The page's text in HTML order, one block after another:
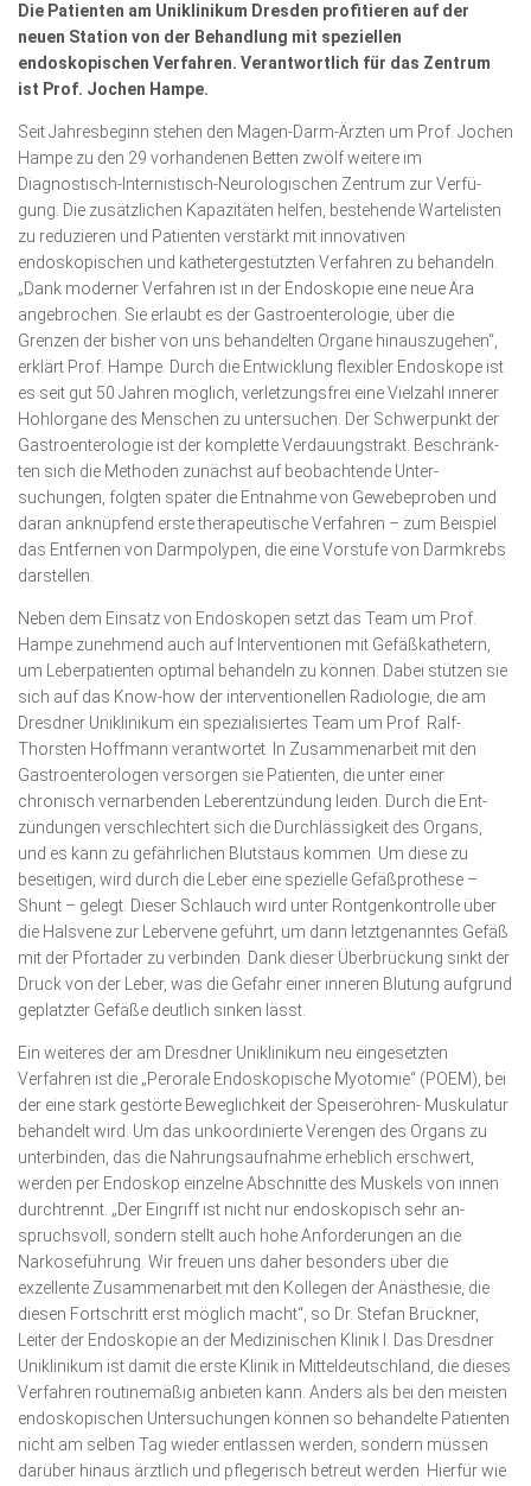
Wirtschaft, Recht, Finanzen
Zahn, Mund, Kiefer
Forum Gesundheit
Allgemein
Sehen
Innovationen
Kampf gegen Krebs
Hören
Lebensart
Die Patienten am Uniklinikum Dresden profitieren auf der
neuen Station von der Behandlung mit speziellen
endoskopischen Verfahren. Verantwortlich für das Zentrum
ist Prof. Jochen Hampe.
Seit Jahresbeginn stehen den Magen-Darm-Ärzten um Prof. Jochen
Hampe zu den 29 vorhandenen Betten zwölf weitere im
Diagnostisch-Internistisch-Neurologischen Zentrum zur Verfü­
gung. Die zusätzlichen Kapazitäten helfen, bestehende Wartelisten
zu reduzieren und Patienten verstärkt mit innovativen
endoskopischen und kathetergestützten Verfahren zu behandeln.
„Dank moderner Verfahren ist in der Endoskopie eine neue Ära
angebrochen. Sie erlaubt es der Gastro­entero­logie, über die
Grenzen der bisher von uns behandelten Organe hinauszugehen“,
erklärt Prof. Hampe. Durch die Entwicklung flexibler Endoskope ist
es seit gut 50 Jahren möglich, verletzungsfrei eine Vielzahl innerer
Hohl­organe des Menschen zu untersuchen. Der Schwerpunkt der
Gas­troenterologie ist der komplette Verdauungstrakt. Beschränk­
ten sich die Methoden zunächst auf beobachtende Unter­
suchungen, folgten später die Entnahme von Gewebeproben und
daran anknüpfend erste therapeutische Verfahren – zum Beispiel
das Ent­fernen von Darmpolypen, die eine Vorstufe von Darmkrebs
darstellen.
Neben dem Einsatz von Endoskopen setzt das Team um Prof.
Hampe zunehmend auch auf Interventionen mit Gefäßkathetern,
um Leberpatienten optimal behandeln zu können. Dabei stützen sie
sich auf das Know-how der interventionellen Radiologie, die am
Dresdner Uniklinikum ein spezialisiertes Team um Prof. Ralf-
Thorsten Hoffmann verantwortet. In Zusammenarbeit mit den
Gastroenterologen versorgen sie Patienten, die unter einer
chronisch vernarbenden Leberent­zündung leiden. Durch die Ent­
zün­dungen verschlechtert sich die Durchlässigkeit des Organs,
und es kann zu gefährlichen Blutstaus kommen. Um diese zu
beseitigen, wird durch die Leber eine spezielle Gefäßprothese –
Shunt – gelegt. Dieser Schlauch wird unter Röntgenkontrolle über
die Halsvene zur Lebervene geführt, um dann letztgenanntes Gefäß
mit der Pfortader zu verbinden. Dank dieser Überbrückung sinkt der
Druck von der Leber, was die Gefahr einer inneren Blutung aufgrund
geplatzter Gefäße deutlich sinken lässt.
Ein weiteres der am Dresdner Uniklinikum neu eingesetzten
Verfahren ist die „Perorale Endoskopische Myotomie“ (POEM), bei
der eine stark gestörte Beweglichkeit der Speiseröhren- Muskulatur
behandelt wird. Um das unkoordinierte Verengen des Organs zu
unterbinden, das die Nahrungsaufnahme erheblich erschwert,
werden per Endoskop einzelne Abschnitte des Muskels von innen
durchtrennt. „Der Eingriff ist nicht nur endoskopisch sehr an­
spruchsvoll, sondern stellt auch hohe Anforderungen an die
Narkoseführung. Wir freuen uns daher besonders über die
exzellente Zusammenarbeit mit den Kollegen der Anästhesie, die
diesen Fortschritt erst möglich macht“, so Dr. Stefan Brückner,
Leiter der Endoskopie an der Medizinischen Klinik I. Das Dresdner
Uni­klinikum ist damit die erste Klinik in Mitteldeutschland, die dieses
Verfahren routinemäßig anbieten kann. Anders als bei den meisten
endoskopischen Untersuchungen können so behandelte Patienten
nicht am selben Tag wieder entlassen werden, sondern müssen
darüber hinaus ärztlich und pflegerisch betreut werden. Hierfür wie